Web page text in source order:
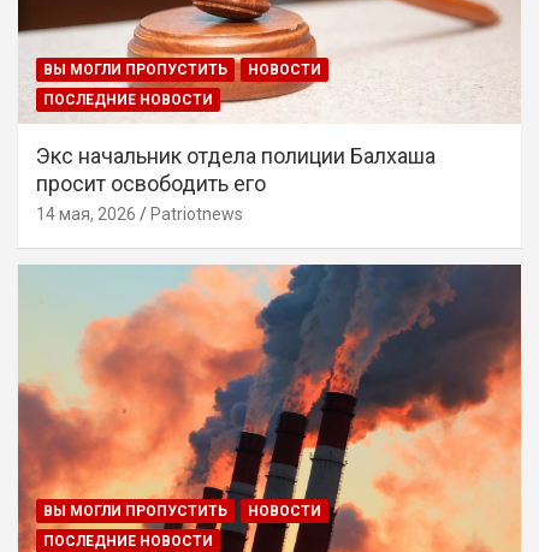
ВЫ МОГЛИ ПРОПУСТИТЬ
НОВОСТИ
ПОСЛЕДНИЕ НОВОСТИ
Экс начальник отдела полиции Балхаша
просит освободить его
14 мая, 2026 Patriotnews
ВЫ МОГЛИ ПРОПУСТИТЬ
НОВОСТИ
ПОСЛЕДНИЕ НОВОСТИ